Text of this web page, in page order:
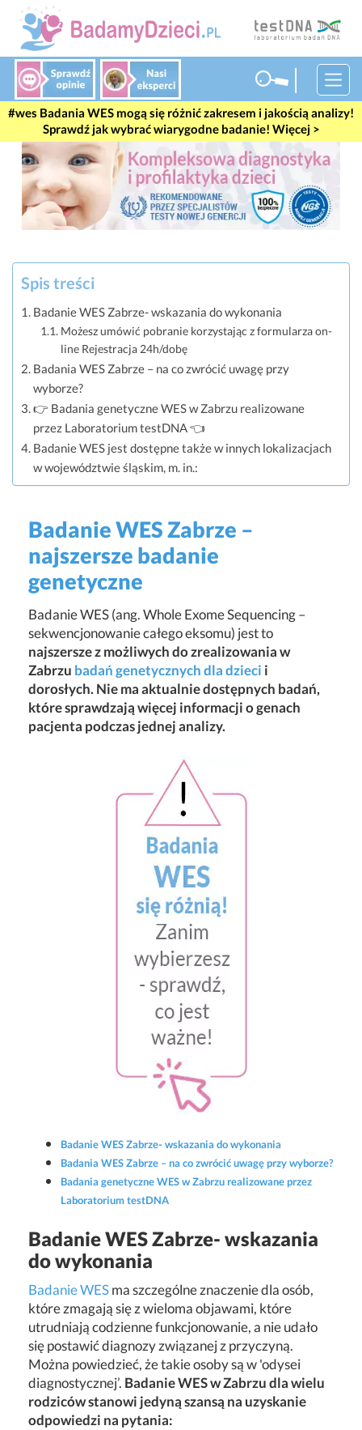
Badania WES mogą się różnić zakresem i jakością analizy!
Sprawdź jak wybrać wiarygodne badanie! Więcej >
Badanie WES Zabrze –
najszersze badanie
genetyczne
Badanie WES (ang. Whole Exome Sequencing –
sekwencjonowanie całego eksomu) jest to
najszersze z możliwych do zrealizowania w
Zabrzu badań genetycznych dla dzieci i
dorosłych. Nie ma aktualnie dostępnych badań,
które sprawdzają więcej informacji o genach
pacjenta podczas jednej analizy.
Badanie WES Zabrze- wskazania do wykonania
Badania WES Zabrze – na co zwrócić uwagę przy wyborze?
Badania genetyczne WES w Zabrzu realizowane przez
Laboratorium testDNA
Badanie WES Zabrze- wskazania
do wykonania
Badanie WESma szczególne znaczenie dla osób,
które zmagają się z wieloma objawami, które
utrudniają codzienne funkcjonowanie, a nie udało
się postawić diagnozy związanej z przyczyną.
Można powiedzieć, że takie osoby są w 'odysei
diagnostycznej’. Badanie WES w Zabrzu dla wielu
rodziców stanowi jedyną szansą na uzyskanie
odpowiedzi na pytania:
Spis treści
Badanie WES Zabrze- wskazania do wykonania
Możesz umówić pobranie korzystając z formularza on-
line Rejestracja 24h/dobę
Badania WES Zabrze – na co zwrócić uwagę przy
wyborze?
👉 Badania genetyczne WES w Zabrzu realizowane
przez Laboratorium testDNA 👈
Badanie WES jest dostępne także w innych lokalizacjach
w województwie śląskim, m. in.: